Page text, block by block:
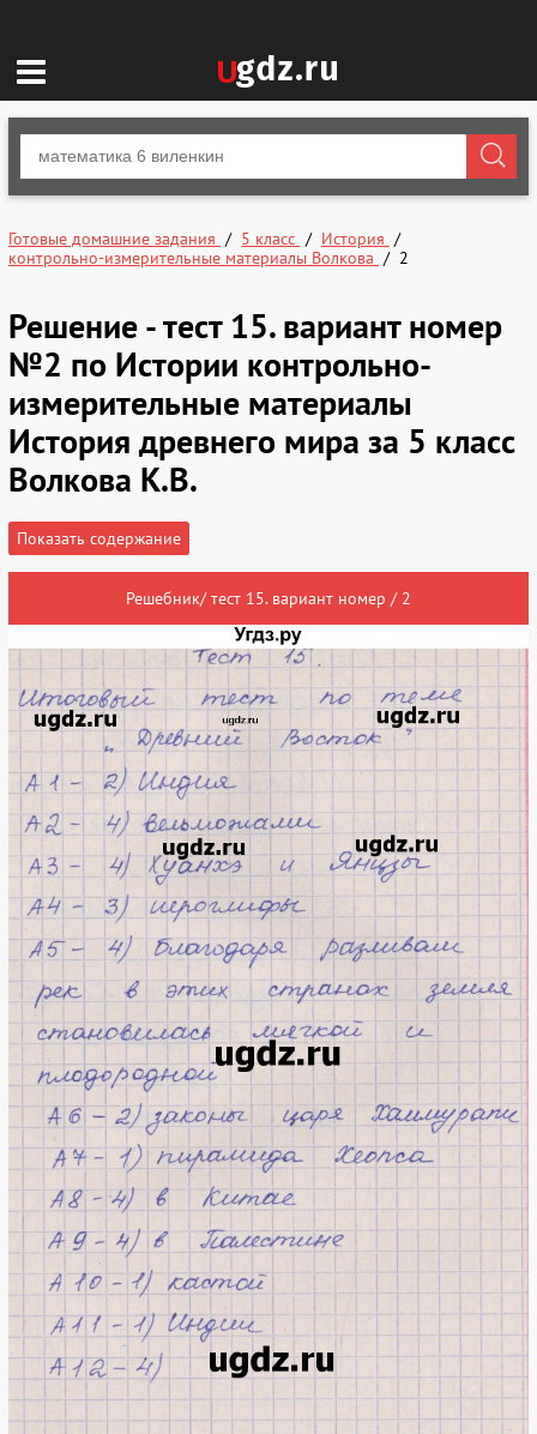
Готовые домашние задания 5 класс
История
контрольно-измерительные материалы Волкова
2
Решение - тест 15. вариант номер
№2 по Истории контрольно-
измерительные материалы
История древнего мира за 5 класс
Волкова К.В.
Показать содержание
Решебник/ тест 15. вариант номер / 2